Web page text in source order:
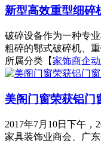
新型高效重型细碎
破碎设备作为一种专
粗碎的鄂式破碎机、
所属分类【家饰商企
美阁门窗荣获铝门
2017年7月10日下午
家具装饰业商会、广